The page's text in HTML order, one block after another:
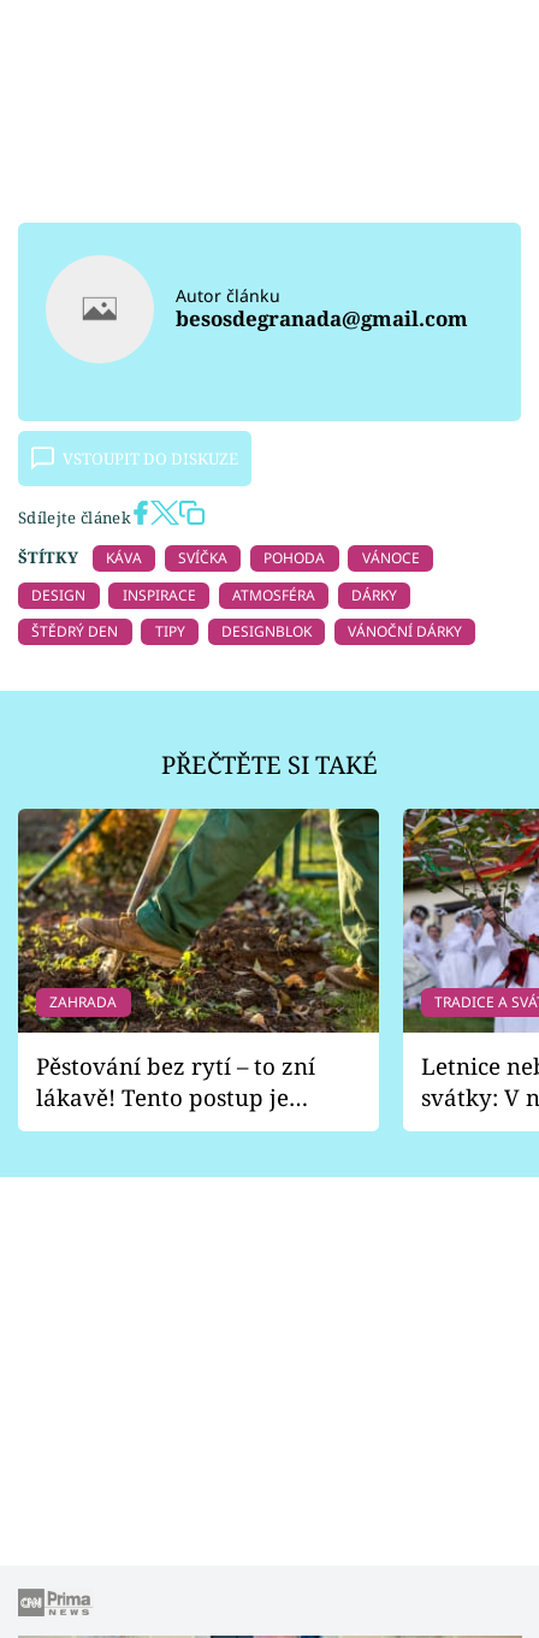
Autor článku
besosdegranada@gmail.com
VSTOUPIT DO DISKUZE
Sdílejte článek
ŠTÍTKY
KÁVA SVÍČKA POHODA
VÁNOCE
DESIGN
INSPIRACE ATMOSFÉRA
DÁRKY
ŠTĚDRÝ DEN
TIPY DESIGNBLOK VÁNOČNÍ DÁRKY
PŘEČTĚTE SI TAKÉ
ZAHRADA
Pěstování bez rytí – to zní
lákavě! Tento postup je
vhodný jen pro některé
TRADICE A
Letnice
svátky: V
pondělí